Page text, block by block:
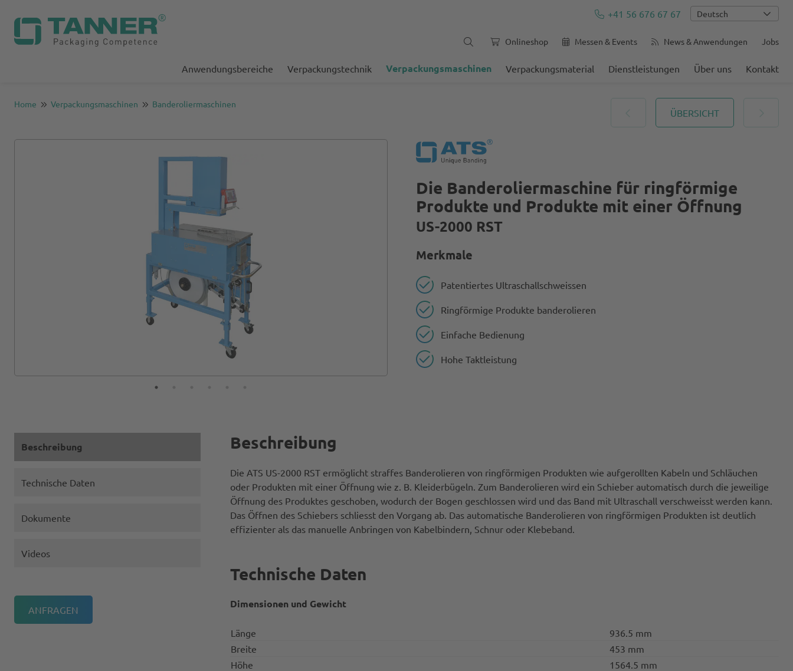
+41 56 676 67 67 Deutsch
Onlineshop Messen & Events News & Anwendungen Jobs
Anwendungsbereiche Verpackungstechnik Verpackungsmaschinen Verpackungsmaterial Dienstleistungen Über uns Kontakt
Home Verpackungsmaschinen Banderoliermaschinen
ÜBERSICHT
Die Banderoliermaschine für ringförmige
Produkte und Produkte mit einer Öffnung
US-2000 RST
Merkmale
Patentiertes Ultraschallschweissen
Ringförmige Produkte banderolieren
Einfache Bedienung
Hohe Taktleistung
Beschreibung
Technische Daten
Dokumente
Videos
Beschreibung
Die ATS US-2000 RST ermöglicht straffes Banderolieren von ringförmigen Produkten wie aufgerollten Kabeln und Schläuchen
oder Produkten mit einer Öffnung wie z. B. Kleiderbügeln. Zum Banderolieren wird ein Schieber automatisch durch die jeweilige
Öffnung des Produktes geschoben, wodurch der Bogen geschlossen wird und das Band mit Ultraschall verschweisst werden kann.
Das Öffnen des Schiebers schliesst den Vorgang ab. Das automatische Banderolieren von ringförmigen Produkten ist deutlich
effizienter als das manuelle Anbringen von Kabelbindern, Schnur oder Klebeband.
Technische Daten
Dimensionen und Gewicht
Länge
936.5 mm
Breite
453 mm
Höhe
1564.5 mm